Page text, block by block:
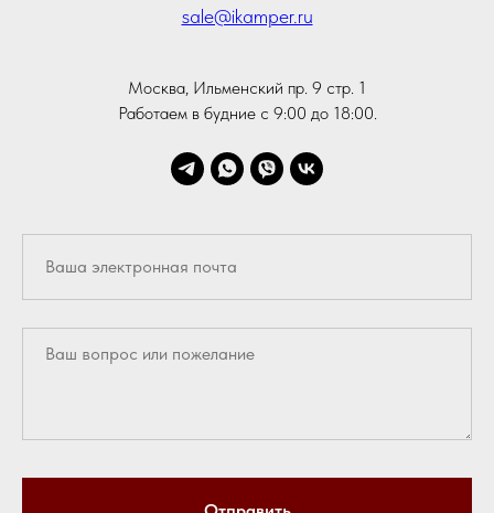
sale@ikamper.ru
Москва, Ильменский пр. 9 стр. 1
Работаем в будние с 9:00 до 18:00.